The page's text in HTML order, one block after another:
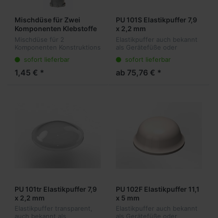
Mischdüse für Zwei
Komponenten Klebstoffe
50 ml, orange, lang,
Mischungsverhältnis 4:1
Mischdüse für 2
Komponenten Konstruktions
Mischen und Auftragen in
nur einem Arbeitsschritt.
Passend für alle 50 ml
sofort lieferbar
1,45 € *
PU 101S Elastikpuffer 7,9
x 2,2 mm
Elastikpuffer auch bekannt
als Gerätefüße oder
ideale Lösung für viele
Anwendungen. Sie kleben
transparent am Objekt und
sofort lieferbar
ab 75,76 € *
PU 101tr Elastikpuffer 7,9
x 2,2 mm
Elastikpuffer transparent,
auch bekannt als
PU 102F Elastikpuffer 11,1
x 5 mm
Elastikpuffer auch bekannt
als Gerätefüße oder